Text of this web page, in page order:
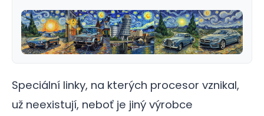
Speciální linky, na kterých procesor vznikal,
už neexistují, neboť je jiný výrobce